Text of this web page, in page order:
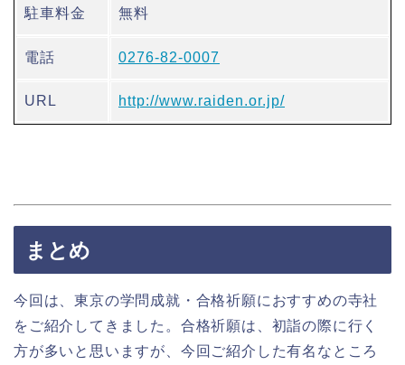
駐車料金 無料
電話 0276-82-0007
URL http://www.raiden.or.jp/
まとめ
今回は、東京の学問成就・合格祈願におすすめの寺社
をご紹介してきました。合格祈願は、初詣の際に行く
方が多いと思いますが、今回ご紹介した有名なところ